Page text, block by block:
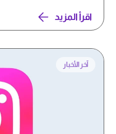
اقرأ المزيد
آخر الأخبار